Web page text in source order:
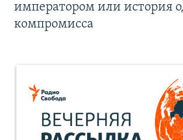
императором или история
компромисса